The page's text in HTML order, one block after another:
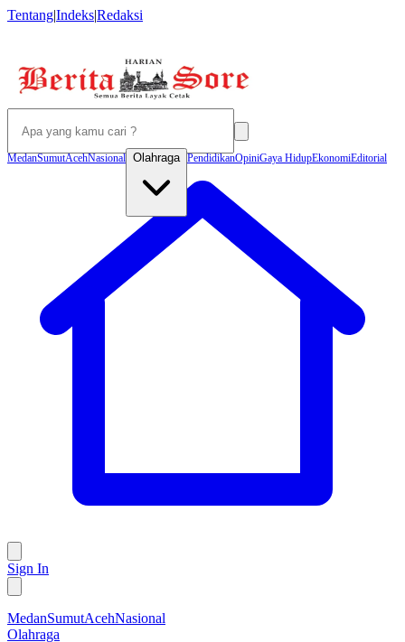
Tentang|Indeks|Redaksi
MedanSumutAcehNasional Olahraga PendidikanOpiniGaya HidupEkonomiEditorial
Sign In
MedanSumutAcehNasional
Olahraga